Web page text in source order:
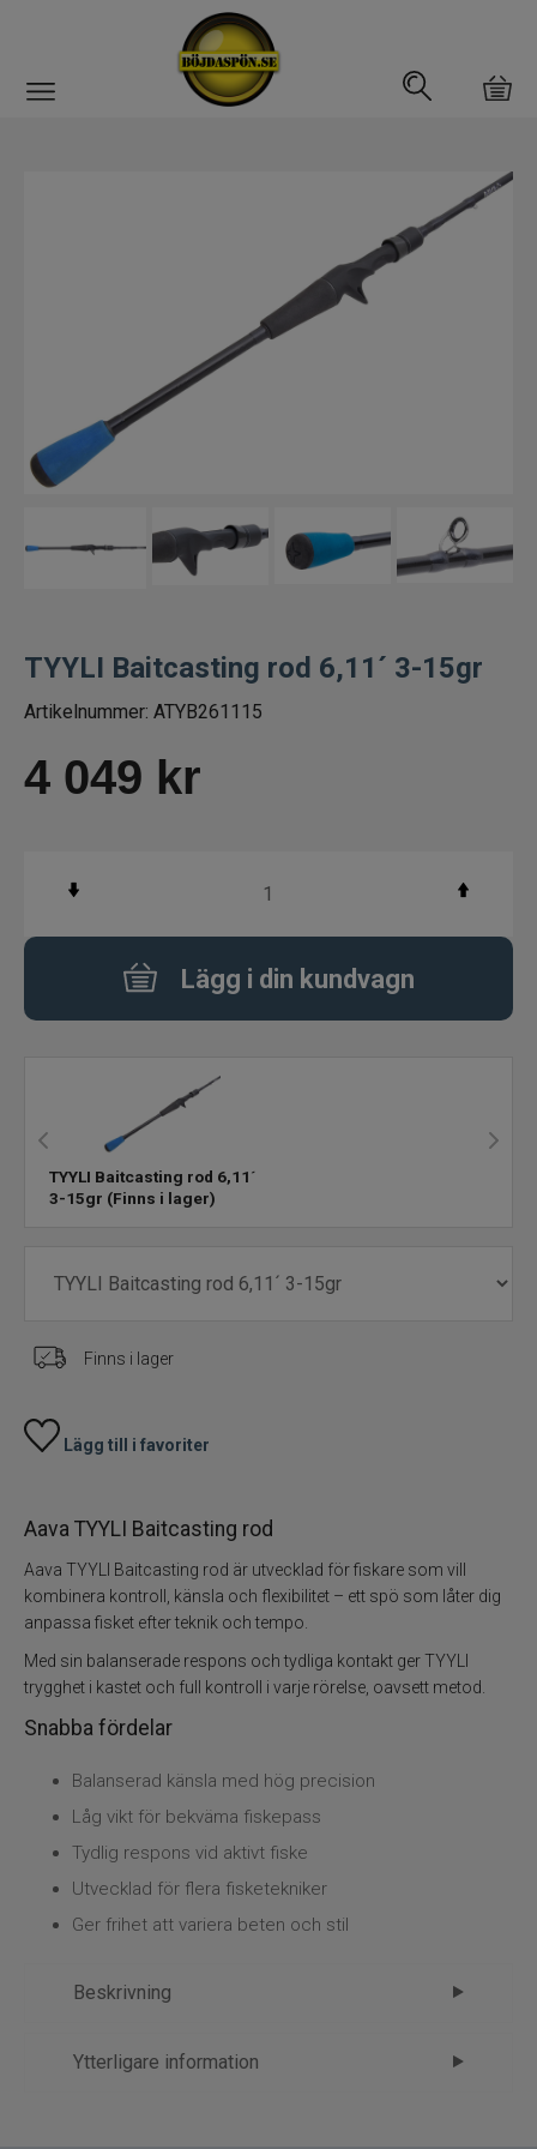
Spön till ädelfiske
Spön för gäddfiske
Havsfiskespön
Haspelspön
Teleskopspön
Vertikalspön
Fiskeset
Fiskedrag
Tillbehör
Flugbindning
Kläder
Trolling
Specimenfiske
TYYLI Baitcasting rod 6,11´ 3-15gr
Artikelnummer: ATYB261115
4 049 kr
Lägg i din kundvagn
TYYLI Baitcasting rod 6,11´
3-15gr (Finns i lager)
Finns i lager
Lägg till i favoriter
Aava TYYLI Baitcasting rod
Aava TYYLI Baitcasting rod är utvecklad för fiskare som vill
kombinera kontroll, känsla och flexibilitet – ett spö som låter dig
anpassa fisket efter teknik och tempo.
Med sin balanserade respons och tydliga kontakt ger TYYLI
trygghet i kastet och full kontroll i varje rörelse, oavsett metod.
Snabba fördelar
Balanserad känsla med hög precision
Låg vikt för bekväma fiskepass
Tydlig respons vid aktivt fiske
Utvecklad för flera fisketekniker
Ger frihet att variera beten och stil
Beskrivning
Aava TYYLI Baitcasting rod – friheten
Ytterligare information